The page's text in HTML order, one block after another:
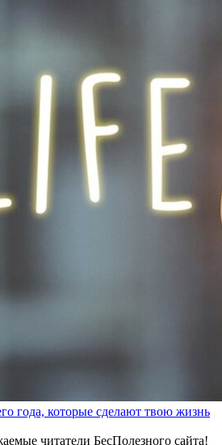
года, которые сделают твою жизнь
читатели БесПолезного сайта!